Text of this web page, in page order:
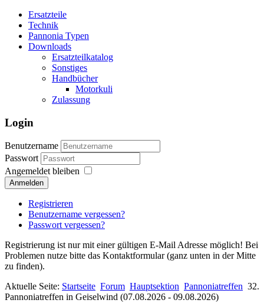
Ersatzteile
Technik
Pannonia Typen
Downloads
Ersatzteilkatalog
Sonstiges
Handbücher
Motorkuli
Zulassung
Login
Benutzername
Passwort
Angemeldet bleiben
Anmelden
Registrieren
Benutzername vergessen?
Passwort vergessen?
Registrierung ist nur mit einer gültigen E-Mail Adresse möglich! Bei
Problemen nutze bitte das Kontaktformular (ganz unten in der Mitte
zu finden).
Aktuelle Seite: Startseite Forum Hauptsektion Pannoniatreffen 32.
Pannoniatreffen in Geiselwind (07.08.2026 - 09.08.2026)